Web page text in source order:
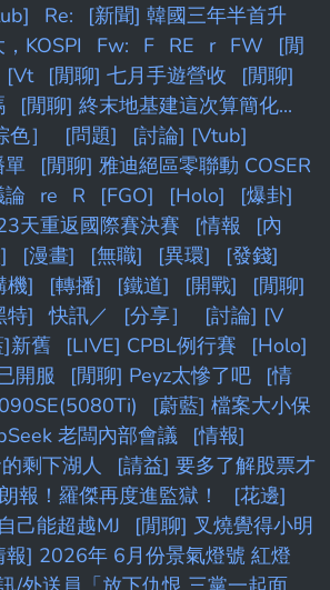
Re:
[新聞] 韓國三年半首升
KOSPI
Fw: F RE r FW
[閒
[Vt [閒聊] 七月手遊營收
[閒聊]
[閒聊] 終末地基建這次算簡化...
色］ [問題]
[討論] [Vtub]
單
[閒聊] 雅迪絕區零聯動 COSER
re R [FGO] [Holo]
[爆卦]
天重返國際賽決賽
[情報
[內
[漫畫] [無職] [異環]
[發錢]
機] [轉播] [鐵道] [開戰]
[閒聊]
特] 快訊／ [分享］
[討論] [V
]新舊 [LIVE] CPBL例行賽
[Holo]
開服
[閒聊] Peyz太慘了吧
[情
[蔚藍] 檔案大小保
老闆內部會議
[情報]
剩下湖人
[請益] 要多了解股票才
報！羅傑再度進監獄！
[花邊]
己能超越MJ
[閒聊] 叉燒覺得小明
報] 2026年 6月份景氣燈號 紅燈